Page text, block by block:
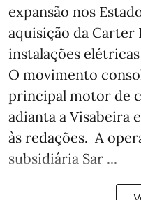
expansão nos
aquisição da Carter
instalações
O movimento
principal motor de
adianta a Visabeira
às redações. A
subsidiária Sar ...